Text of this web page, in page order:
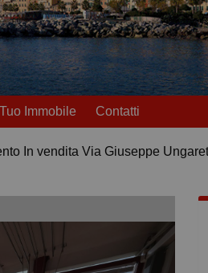
Immobile Contatti
In vendita Via Giuseppe